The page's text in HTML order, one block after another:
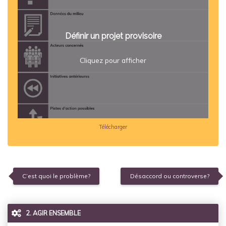
2. AGIR ENSEMBLE
Définir un projet provisoire
Cliquez pour afficher
Télécharger
C’est quoi le problème? Désaccord ou controverse?